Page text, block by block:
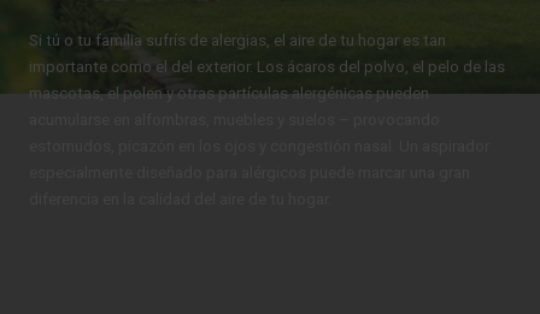
Si tú o tu familia sufrís de alergias, el aire de tu hogar es tan
importante como el del exterior. Los ácaros del polvo, el pelo de las
mascotas, el polen y otras partículas alergénicas pueden